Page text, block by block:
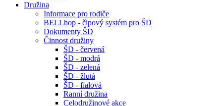
Družina
Informace pro rodiče
BELLhop - čipový systém pro ŠD
Dokumenty ŠD
Činnost družiny
ŠD - červená
ŠD - modrá
ŠD - zelená
ŠD - žlutá
ŠD - fialová
Ranní družina
Celodružinové akce